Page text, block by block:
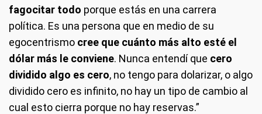
fagocitar todo porque estás en una carrera
política. Es una persona que en medio de su
egocentrismo cree que cuánto más alto esté el
dólar más le conviene. Nunca entendí que cero
dividido algo es cero, no tengo para dolarizar, o algo
dividido cero es infinito, no hay un tipo de cambio al
cual esto cierra porque no hay reservas.”